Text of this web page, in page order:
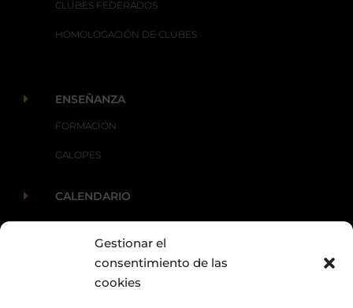
Gestionar el
consentimiento de las
cookies
CLUBES FEDERADOS
HOMOLOGACIÓN DE CLUBES
E ENSEÑANZA
FORMACIÓN
GALOPES
E CALENDARIO
ACTUALIDAD